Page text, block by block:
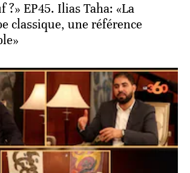
?» EP45. Ilias Taha: «La
classique, une référence